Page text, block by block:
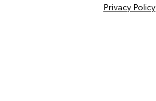
Privacy Policy